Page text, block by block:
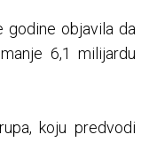
godine objavila da
6,1 milijardu
koju predvodi